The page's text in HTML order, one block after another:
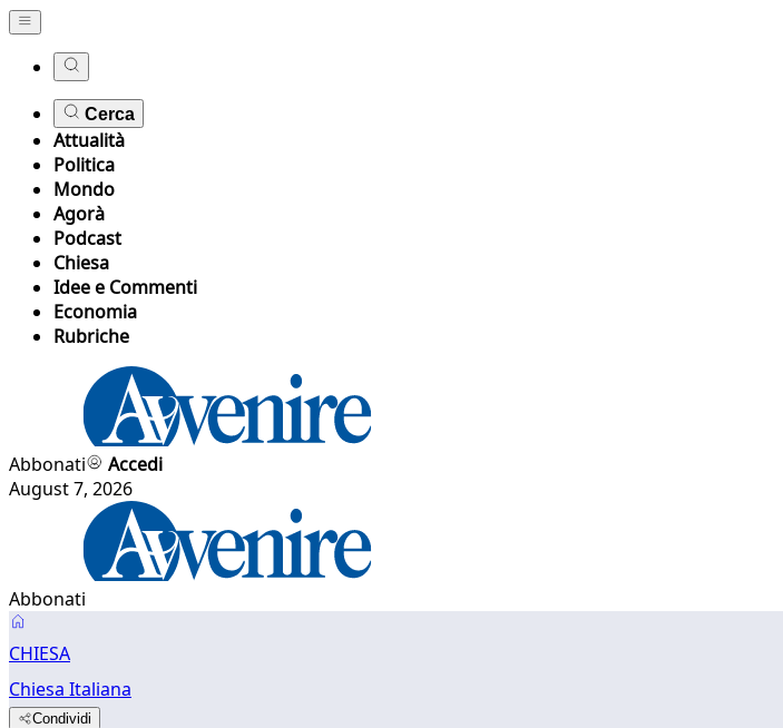
Cerca
Attualità
Politica
Mondo
Agorà
Podcast
Chiesa
Idee e Commenti
Economia
Rubriche
Abbonati
Accedi
August 7, 2026
Abbonati
CHIESA
Chiesa Italiana
Condividi